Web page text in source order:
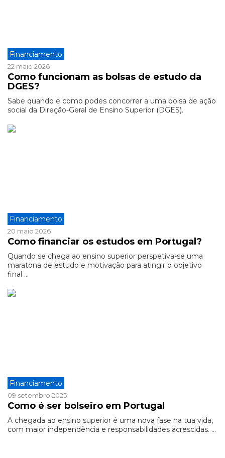
Financiamento
22 maio 2026
Como funcionam as bolsas de estudo da
DGES?
Sabe quando e como podes concorrer a uma bolsa de ação
social da Direção-Geral de Ensino Superior (DGES).
Financiamento
20 maio 2026
Como financiar os estudos em Portugal?
Quando se chega ao ensino superior perspetiva-se uma
maratona de estudo e motivação para atingir o objetivo
final ...
Financiamento
09 setembro 2025
Como é ser bolseiro em Portugal
A chegada ao ensino superior é uma nova fase na tua vida,
com maior independência e responsabilidades acrescidas. ...